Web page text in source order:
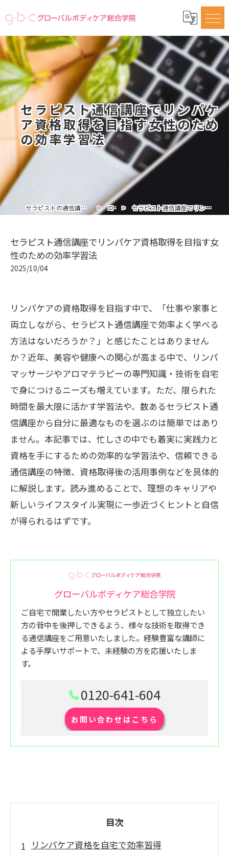
セラピスト通信講座でリンパケ
ア資格取得を目指す女性のため
の効率学習法
セラピストの通信講座ならグローバルボディケア総合学院 コラム セラピスト通信講座でリンパケア資格取得を目指す女性のための効率学習法
セラピスト通信講座でリンパケア資格取得を目指す女
性のための効率学習法
2025/10/04
リンパケアの資格取得を目指す中で、「仕事や家事と
両立しながら、セラピスト通信講座で効率よく学べる
方法はないだろうか？」と感じたことはありません
か？近年、美容や健康への関心が高まる中で、リンパ
マッサージやアロマテラピーの専門知識・技術を自宅
で身につけるニーズも増えています。ただ、限られた
時間を最大限に活かす学習法や、数あるセラピスト通
信講座から自分に最適なものを選ぶのは簡単ではあり
ません。本記事では、忙しさの中でも着実に実践力と
資格を手にするための効率的な学習法や、信頼できる
通信講座の特徴、資格取得後の活用事例などを具体的
に解説します。読み進めることで、理想のキャリアや
新しいライフスタイル実現に一歩近づくヒントと自信
が得られるはずです。
グローバルボディケア総合学院
ご自宅で開業したい方やセラピストとして独立したい
方の背中を後押しできるよう、様々な技術を取得でき
る通信講座をご用意いたしました。経験豊富な講師に
よる手厚いサポートで、未経験の方を応援いたしま
す。
0120-641-604
お問い合わせはこちら
目次
リンパケア資格を自宅で効率習得